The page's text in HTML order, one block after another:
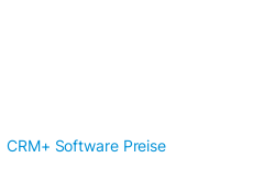
CRM+ Software Preise